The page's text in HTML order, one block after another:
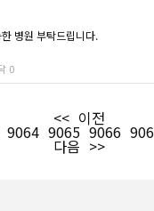
사는편이고 소화도 잘 안되는편이
안하지만 이번일을 계기로 몸관리
울 생각이에요.
모님께 정식으로 인사드리고 2년
리 준비하지못해 너무 미안하다고
마음도 아픈 당신만큼은 아닐
나보냈구나..하는 실감이 났어요.
괴롭히는 존재라고만 생각했었
병원 부탁드립니다.
도 되었어요
0
<< 이전
9064 9065 9066
다음 >>